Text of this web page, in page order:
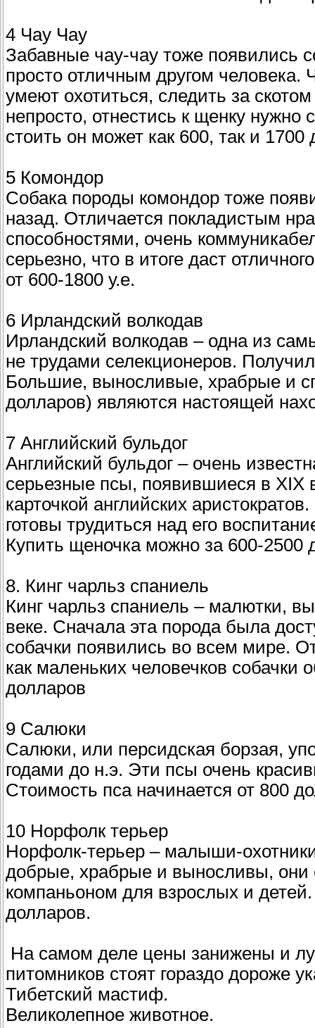
4 Чау Чау
Забавные чау-чау тоже появились
просто отличным другом человека.
умеют охотиться, следить за
непросто, отнестись к щенку нужно
стоить он может как 600, так и
5 Комондор
Собака породы комондор тоже
назад. Отличается покладистым
способностями, очень
серьезно, что в итоге даст
от 600-1800 у.е.
6 Ирландский волкодав
Ирландский волкодав – одна из
не трудами селекционеров.
Большие, выносливые, храбрые и
долларов) являются настоящей
7 Английский бульдог
Английский бульдог – очень
серьезные псы, появившиеся в XIX
карточкой английских
готовы трудиться над его
Купить щеночка можно за 600-2500
8. Кинг чарльз спаниель
Кинг чарльз спаниель – малютки,
веке. Сначала эта порода была
собачки появились во всем мире.
как маленьких человечков
долларов
9 Салюки
Салюки, или персидская борзая,
годами до н.э. Эти псы очень
Стоимость пса начинается от 800
10 Норфолк терьер
Норфолк-терьер – малыши-
добрые, храбрые и выносливы, они
компаньоном для взрослых и
долларов.
На самом деле цены занижены и
питомников стоят гораздо дороже
Тибетский мастиф.
Великолепное животное.